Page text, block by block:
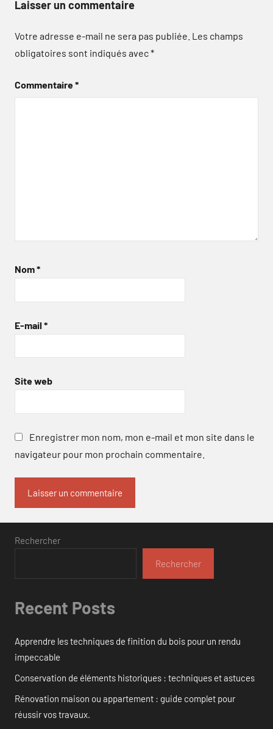
Laisser un commentaire
Votre adresse e-mail ne sera pas publiée. Les champs
obligatoires sont indiqués avec*
Commentaire*
Nom*
E-mail *
Site web
Enregistrer mon nom, mon e-mail et mon site dans le
navigateur pour mon prochain commentaire.
Rechercher
Rechercher
Recent Posts
Apprendre les techniques de finition du bois pour un rendu
impeccable
Conservation de éléments historiques : techniques et astuces
Rénovation maison ou appartement : guide complet pour
réussir vos travaux.